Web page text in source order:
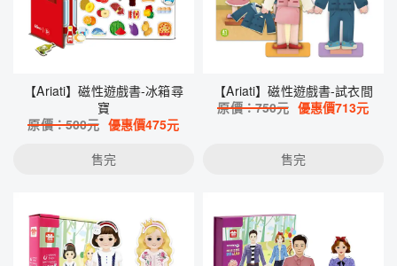
【Ariati】磁性遊戲書-冰箱尋
寶
原價：500元 優惠價475元
售完
【Ariati】磁性遊戲書-試衣間
原價：750元 優惠價713元
售完